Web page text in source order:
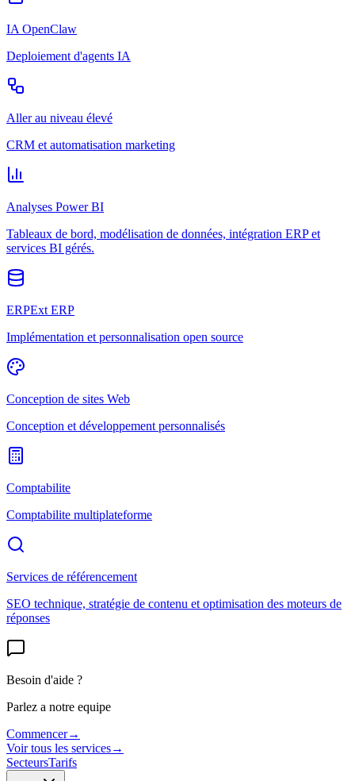
IA OpenClaw
Deploiement d'agents IA
Aller au niveau élevé
CRM et automatisation marketing
Analyses Power BI
Tableaux de bord, modélisation de données, intégration ERP et
services BI gérés.
ERPExt ERP
Implémentation et personnalisation open source
Conception de sites Web
Conception et développement personnalisés
Comptabilite
Comptabilite multiplateforme
Services de référencement
SEO technique, stratégie de contenu et optimisation des moteurs de
réponses
Besoin d'aide ?
Parlez a notre equipe
Commencer→
Voir tous les services→
SecteursTarifs